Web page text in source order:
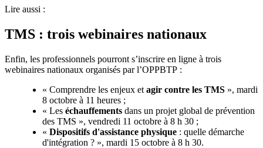
Lire aussi :
TMS : trois webinaires nationaux
Enfin, les professionnels pourront s’inscrire en ligne à trois
webinaires nationaux organisés par l’OPPBTP :
« Comprendre les enjeux et agir contre les TMS », mardi
8 octobre à 11 heures ;
« Les échauffements dans un projet global de prévention
des TMS », vendredi 11 octobre à 8 h 30 ;
« Dispositifs d'assistance physique : quelle démarche
d'intégration ? », mardi 15 octobre à 8 h 30.